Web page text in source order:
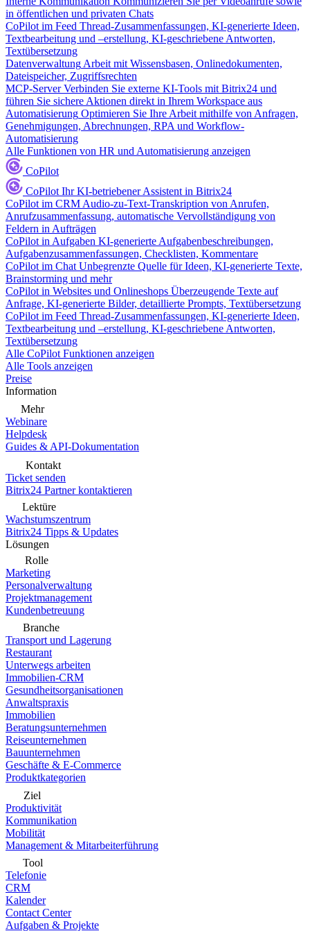
in öffentlichen und privaten Chats
CoPilot im Feed Thread-Zusammenfassungen, KI-generierte Ideen,
Textbearbeitung und –erstellung, KI-geschriebene Antworten,
Textübersetzung
Datenverwaltung Arbeit mit Wissensbasen, Onlinedokumenten,
Dateispeicher, Zugriffsrechten
MCP-Server Verbinden Sie externe KI-Tools mit Bitrix24 und
führen Sie sichere Aktionen direkt in Ihrem Workspace aus
Automatisierung Optimieren Sie Ihre Arbeit mithilfe von Anfragen,
Genehmigungen, Abrechnungen, RPA und Workflow-
Automatisierung
Alle Funktionen von HR und Automatisierung anzeigen
CoPilot
CoPilot Ihr KI-betriebener Assistent in Bitrix24
CoPilot im CRM Audio-zu-Text-Transkription von Anrufen,
Anrufzusammenfassung, automatische Vervollständigung von
Feldern in Aufträgen
CoPilot in Aufgaben KI-generierte Aufgabenbeschreibungen,
Aufgabenzusammenfassungen, Checklisten, Kommentare
CoPilot im Chat Unbegrenzte Quelle für Ideen, KI-generierte Texte,
Brainstorming und mehr
CoPilot in Websites und Onlineshops Überzeugende Texte auf
Anfrage, KI-generierte Bilder, detaillierte Prompts, Textübersetzung
CoPilot im Feed Thread-Zusammenfassungen, KI-generierte Ideen,
Textbearbeitung und –erstellung, KI-geschriebene Antworten,
Textübersetzung
Alle CoPilot Funktionen anzeigen
Alle Tools anzeigen
Preise
Information
Mehr
Webinare
Helpdesk
Guides & API-Dokumentation
Kontakt
Ticket senden
Bitrix24 Partner kontaktieren
Lektüre
Wachstumszentrum
Bitrix24 Tipps & Updates
Lösungen
Rolle
Marketing
Personalverwaltung
Projektmanagement
Kundenbetreuung
Branche
Transport und Lagerung
Restaurant
Unterwegs arbeiten
Immobilien-CRM
Gesundheitsorganisationen
Anwaltspraxis
Immobilien
Beratungsunternehmen
Reiseunternehmen
Bauunternehmen
Geschäfte & E-Commerce
Produktkategorien
Ziel
Produktivität
Kommunikation
Mobilität
Management & Mitarbeiterführung
Tool
Telefonie
CRM
Kalender
Contact Center
Aufgaben & Projekte